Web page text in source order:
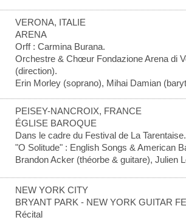
VERONA, ITALIE
ARENA
Orff : Carmina Burana.
Orchestre & Chœur Fondazione Arena di
(direction).
Erin Morley (soprano), Mihai Damian
PEISEY-NANCROIX, FRANCE
ÉGLISE BAROQUE
Dans le cadre du Festival de La Tarentaise.
"O Solitude" : English Songs & American
Brandon Acker (théorbe & guitare), Julien
NEW YORK CITY
BRYANT PARK - NEW YORK GUITAR
Récital